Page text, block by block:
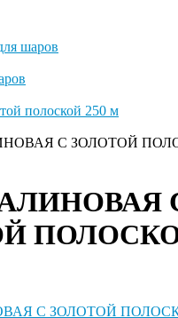
шаров
полоской 250 м
С ЗОЛОТОЙ